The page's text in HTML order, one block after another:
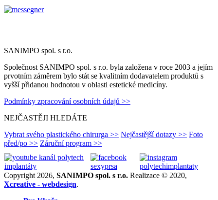
SANIMPO spol. s r.o.
Společnost SANIMPO spol. s r.o. byla založena v roce 2003 a jejím
prvotním záměrem bylo stát se kvalitním dodavatelem produktů s
vyšší přidanou hodnotou v oblasti estetické medicíny.
Podmínky zpracování osobních údajů >>
NEJČASTĚJI HLEDÁTE
Vybrat svého plastického chirurga >> Nejčastější dotazy >> Foto
před/po >> Záruční program >>
Copyright 2026, SANIMPO spol. s r.o. Realizace © 2020,
Xcreative - webdesign.